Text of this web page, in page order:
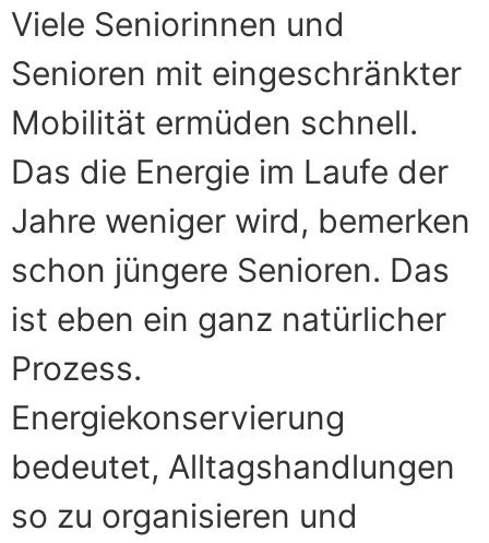
Viele Seniorinnen und
Senioren mit eingeschränkter
Mobilität ermüden schnell.
Das die Energie im Laufe der
Jahre weniger wird, bemerken
schon jüngere Senioren. Das
ist eben ein ganz natürlicher
Prozess.
Energiekonservierung
bedeutet, Alltagshandlungen
so zu organisieren und